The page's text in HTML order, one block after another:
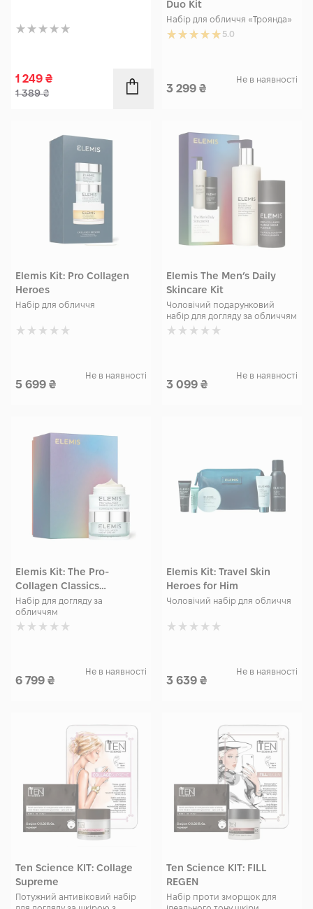
1 249 ₴
1 389₴
Duo Kit
Набір для обличчя «Троянда»
5.0
3 299 ₴
Не в наявності
Elemis Kit: Pro Collagen
Heroes
Набір для обличчя
5 699 ₴
Не в наявності
Elemis The Men’s Daily
Skincare Kit
Чоловічий подарунковий
набір для догляду за обличчям
3 099 ₴
Не в наявності
Elemis Kit: The Pro-
Collagen Classics
Hydration Duo
Набір для догляду за
обличчям
6 799 ₴
Не в наявності
Elemis Kit: Travel Skin
Heroes for Him
Чоловічий набір для обличчя
3 639 ₴
Не в наявності
Ten Science KIT: Collage
Supreme
Потужний антивіковий набір
Ten Science KIT: FILL
REGEN
Набір проти зморщок для